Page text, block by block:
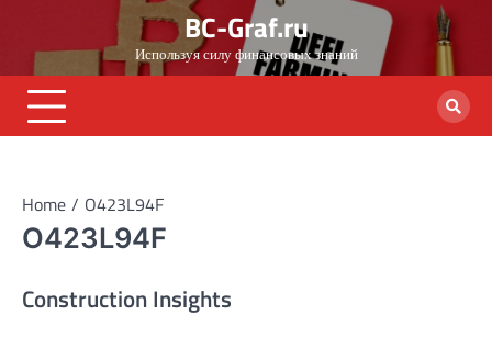
content
BC-Graf.ru
Используя силу финансовых знаний
Home O423L94F
O423L94F
Construction Insights